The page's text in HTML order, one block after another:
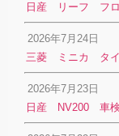
日産 リーフ フロ
2026年7月24日
三菱 ミニカ タ
2026年7月23日
日産 NV200 車